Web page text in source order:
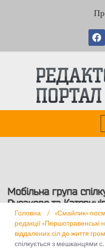
Мобільна група
Русакове та
Головна /
«Смайлик»
редакції «Першотравенські
віддалених сіл до життя
спілкується з мешканцями